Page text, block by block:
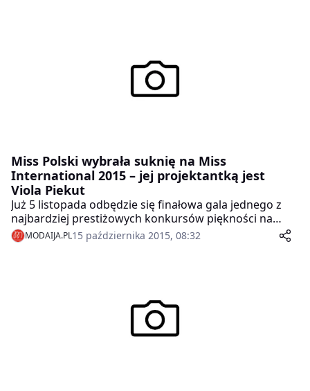
Miss Polski wybrała suknię na Miss
International 2015 – jej projektantką jest
Viola Piekut
Już 5 listopada odbędzie się finałowa gala jednego z
najbardziej prestiżowych konkursów piękności na
świecie – Miss International 2015. Polskę
reprezentować będzie Miss Polski 2014 Ewa Mielnicka,
MODAIJA.PL15 października 2015, 08:32